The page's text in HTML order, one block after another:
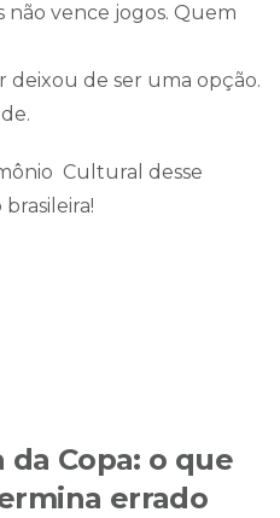
não vence jogos. Quem
deixou de ser uma opção.
Cultural desse
da Copa: o que
errado